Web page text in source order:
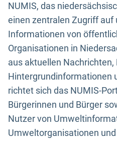
NUMIS, das
einen zentralen Zugriff
Informationen von
Organisationen in
aus aktuellen
Hintergrundinformationen
richtet sich das NUMIS-
Bürgerinnen und Bürger
Nutzer von
Umweltorganisationen